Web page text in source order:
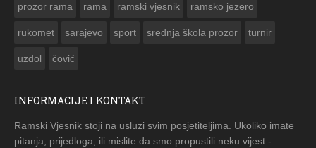
prozor rama rama ramski vjesnik ramsko jezero
rukomet sarajevo sport srednja škola prozor turnir
uzdol čović
INFORMACIJE I KONTAKT
Ramski Vjesnik stoji na usluzi svim posjetiteljima. Ukoliko imate
pitanja, prijedloga, ili mislite da smo propustili neku vijest -